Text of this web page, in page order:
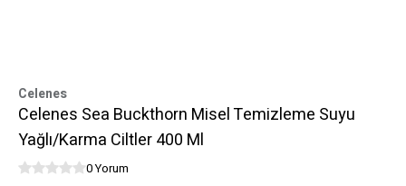
Celenes
Celenes Sea Buckthorn Misel Temizleme Suyu
Yağlı/Karma Ciltler 400 Ml
0 Yorum